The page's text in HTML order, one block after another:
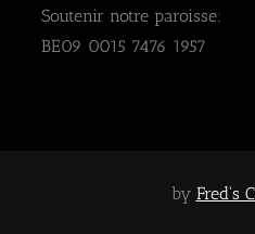
Soutenir notre paroisse:
BE09 0015 7476 1957
by Fred's